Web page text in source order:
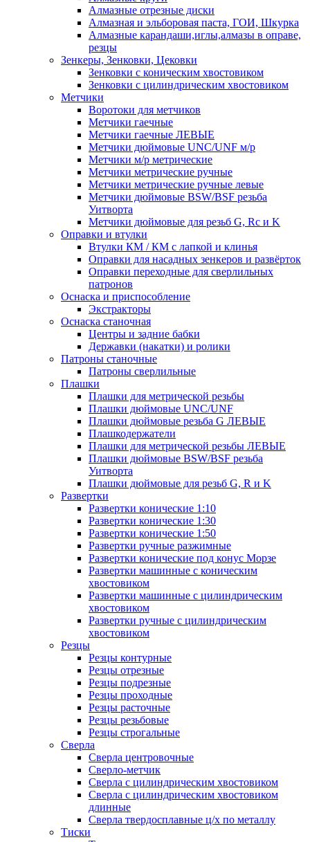
Алмазные отрезные диски
Алмазная и эльборовая паста, ГОИ, Шкурка
Алмазные карандаши,иглы,алмазы в оправе,
резцы
Зенкеры, Зенковки, Цековки
Зенковки с коническим хвостовиком
Зенковки с цилиндрическим хвостовиком
Метчики
Воротоки для метчиков
Метчики гаечные
Метчики гаечные ЛЕВЫЕ
Метчики дюймовые UNC/UNF м/р
Метчики м/р метрические
Метчики метрические ручные
Метчики метрические ручные левые
Метчики дюймовые BSW/BSF резьба
Уитворта
Метчики дюймовые для резьб G, Rc и K
Оправки и втулки
Втулки КМ / КМ с лапкой и клинья
Оправки для насадных зенкеров и развёрток
Оправки переходные для сверлильных
патронов
Оснаска и приспособление
Экстракторы
Оснаска станочная
Центры и задние бабки
Державки (накатки) и ролики
Патроны станочные
Патроны сверлильные
Плашки
Плашки для метрической резьбы
Плашки дюймовые UNC/UNF
Плашки дюймовые резьба G ЛЕВЫЕ
Плашкодержатели
Плашки для метрической резьбы ЛЕВЫЕ
Плашки дюймовые BSW/BSF резьба
Уитворта
Плашки дюймовые для резьб G, R и K
Развертки
Развертки конические 1:10
Развертки конические 1:30
Развертки конические 1:50
Развертки ручные разжимные
Развертки конические под конус Морзе
Развертки машинные с коническим
хвостовиком
Развертки машинные с цилиндрическим
хвостовиком
Развертки ручные с цилиндрическим
хвостовиком
Резцы
Резцы контурные
Резцы отрезные
Резцы подрезные
Резцы проходные
Резцы расточные
Резцы резьбовые
Резцы строгальные
Сверла
Сверла центровочные
Сверло-метчик
Сверла с цилиндрическим хвостовиком
Сверла с цилиндрическим хвостовиком
длинные
Сверла твердосплавные ц/х по металлу
Тиски